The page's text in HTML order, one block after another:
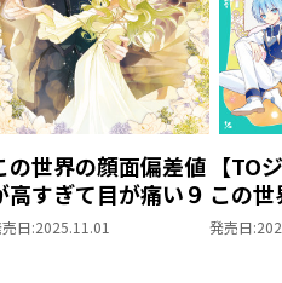
の世界の顔面偏差値
高すぎて目が痛い９
日:2025.11.01
【TO
この
が高す
発売日: